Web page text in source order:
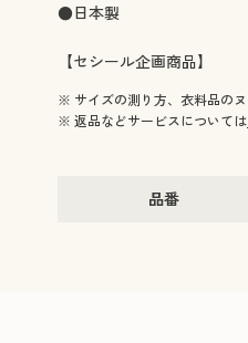
●日本製
【セシール企画商品】
※ サイズの測り方、衣料品の
※ 返品などサービスについては
品番